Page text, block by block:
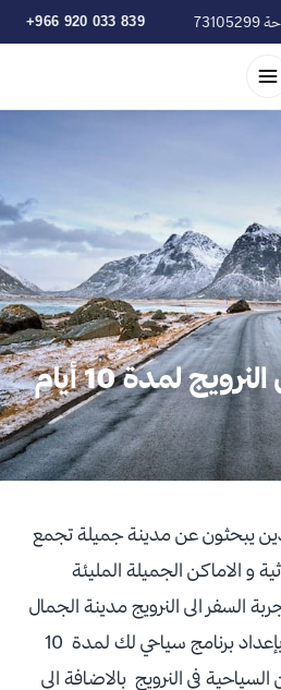
+966 920 033 839
لمدة 10 أيام
يبحثون عن مدينة جميلة تجمع
و الاماكن الجميلة المليئة
السفر الى النرويج مدينة الجمال
و الطبيعة الساحرة , قمنا بإعداد برنامج سياحي لك لمدة 10
في النرويج بالاضافة الى